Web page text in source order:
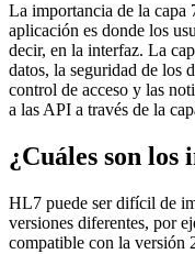
La importancia de la capa
aplicación es donde los
decir, en la interfaz. La
datos, la seguridad de los
control de acceso y las
a las API a través de la
¿Cuáles son los
HL7 puede ser difícil de
versiones diferentes, por
compatible con la versión